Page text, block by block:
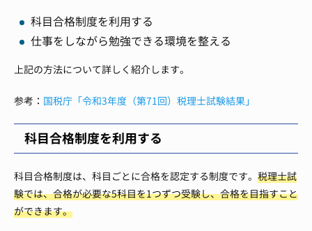
科目合格制度を利用する
仕事をしながら勉強できる環境を整える
上記の方法について詳しく紹介します。
参考： 国税庁「令和3年度（第71回）税理士試験結果」
科目合格制度を利用する
科目合格制度は、科目ごとに合格を認定する制度です。 税理士試
験では、合格が必要な5科目を1つずつ受験し、合格を目指すこと
ができます。